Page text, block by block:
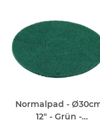
Normalpad -
12" - Grün -